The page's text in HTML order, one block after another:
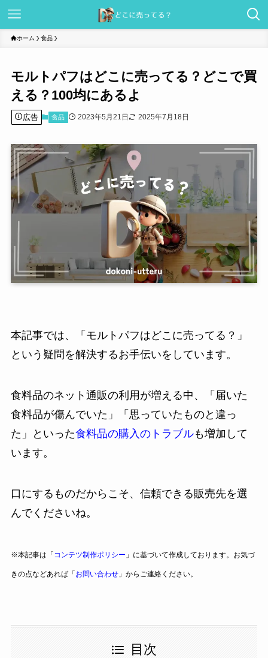
ホーム 食品
モルトパフはどこに売ってる？どこで買
える？100均にあるよ
広告 食品 2023年5月21日 2025年7月18日
本記事では、「モルトパフはどこに売ってる？」
という疑問を解決するお手伝いをしています。
食料品のネット通販の利用が増える中、「届いた
食料品が傷んでいた」「思っていたものと違っ
た」といった食料品の購入のトラブルも増加して
います。
口にするものだからこそ、信頼できる販売先を選
んでくださいね。
※本記事は「 コンテツ制作ポリシー 」に基づいて作成しております。お気づ
きの点などあれば「お問い合わせ」からご連絡ください。
目次